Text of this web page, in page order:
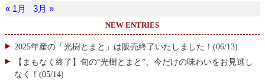
« 1月 3月 »
NEW ENTRIES
2025年産の「光樹とまと」は販売終了いたしました！(06/13)
【まもなく終了】旬の“光樹とまと”、今だけの味わいをお見逃し
なく！(05/14)